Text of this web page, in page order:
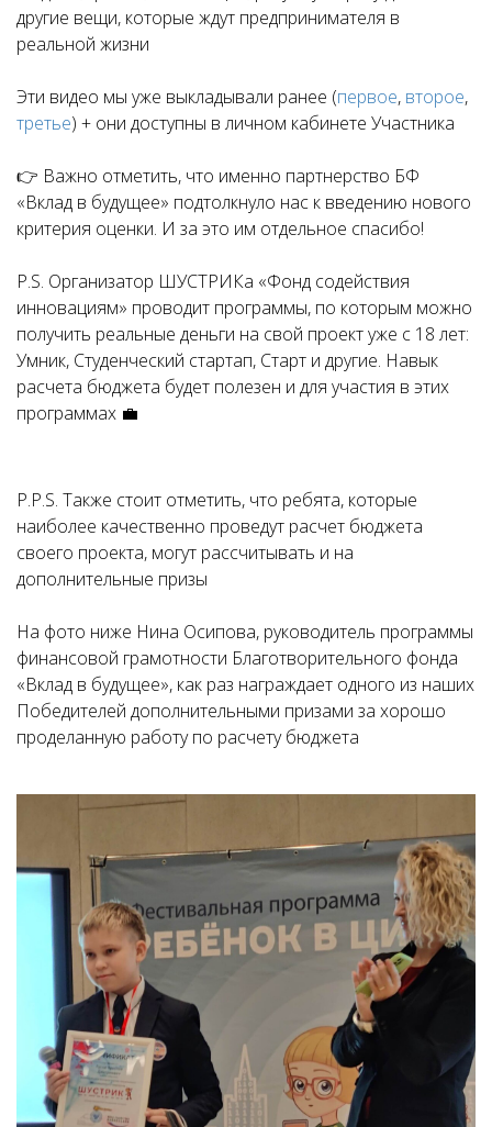
другие вещи, которые ждут предпринимателя в
реальной жизни
Эти видео мы уже выкладывали ранее (первое, второе,
третье) + они доступны в личном кабинете Участника
👉 Важно отметить, что именно партнерство БФ
«Вклад в будущее» подтолкнуло нас к введению нового
критерия оценки. И за это им отдельное спасибо!
P.S. Организатор ШУСТРИКа «Фонд содействия
инновациям» проводит программы, по которым можно
получить реальные деньги на свой проект уже с 18 лет:
Умник, Студенческий стартап, Старт и другие. Навык
расчета бюджета будет полезен и для участия в этих
программах 💼
P.P.S. Также стоит отметить, что ребята, которые
наиболее качественно проведут расчет бюджета
своего проекта, могут рассчитывать и на
дополнительные призы
На фото ниже Нина Осипова, руководитель программы
финансовой грамотности Благотворительного фонда
«Вклад в будущее», как раз награждает одного из наших
Победителей дополнительными призами за хорошо
проделанную работу по расчету бюджета